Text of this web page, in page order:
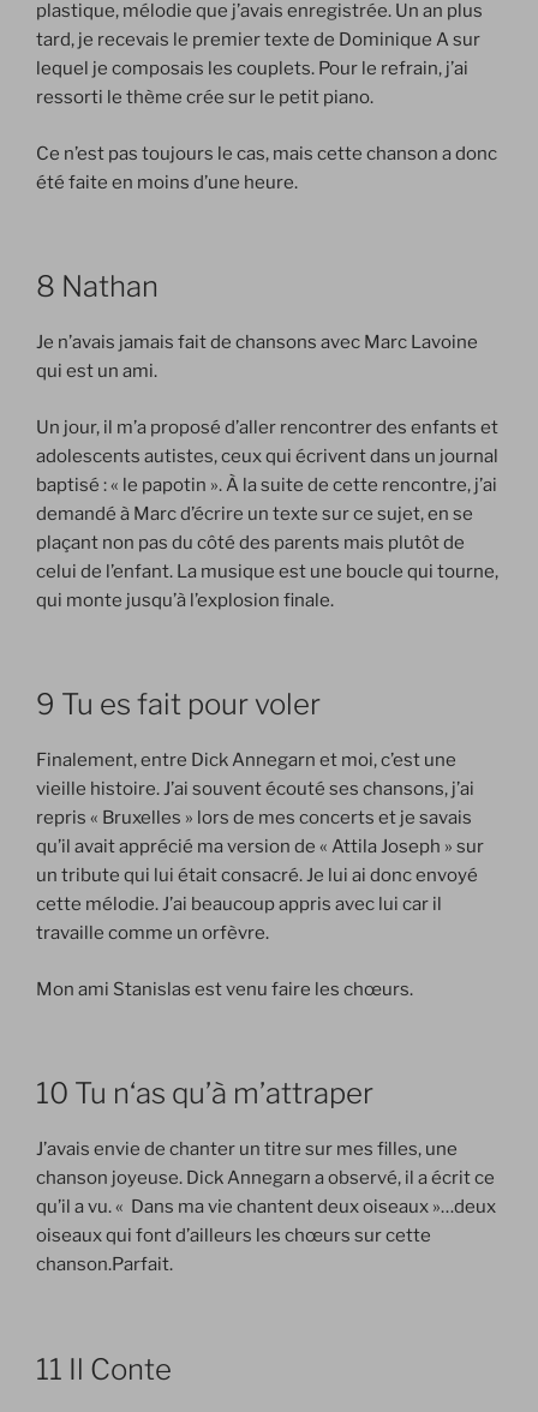
plastique, mélodie que j’avais enregistrée. Un an plus
tard, je recevais le premier texte de Dominique A sur
lequel je composais les couplets. Pour le refrain, j’ai
ressorti le thème crée sur le petit piano.
Ce n’est pas toujours le cas, mais cette chanson a donc
été faite en moins d’une heure.
8 Nathan
Je n’avais jamais fait de chansons avec Marc Lavoine
qui est un ami.
Un jour, il m’a proposé d’aller rencontrer des enfants et
adolescents autistes, ceux qui écrivent dans un journal
baptisé : « le papotin ». À la suite de cette rencontre, j’ai
demandé à Marc d’écrire un texte sur ce sujet, en se
plaçant non pas du côté des parents mais plutôt de
celui de l’enfant. La musique est une boucle qui tourne,
qui monte jusqu’à l’explosion finale.
9 Tu es fait pour voler
Finalement, entre Dick Annegarn et moi, c’est une
vieille histoire. J’ai souvent écouté ses chansons, j’ai
repris « Bruxelles » lors de mes concerts et je savais
qu’il avait apprécié ma version de « Attila Joseph » sur
un tribute qui lui était consacré. Je lui ai donc envoyé
cette mélodie. J’ai beaucoup appris avec lui car il
travaille comme un orfèvre.
Mon ami Stanislas est venu faire les chœurs.
10 Tu n‘as qu’à m’attraper
J’avais envie de chanter un titre sur mes filles, une
chanson joyeuse. Dick Annegarn a observé, il a écrit ce
qu’il a vu. « Dans ma vie chantent deux oiseaux »…deux
oiseaux qui font d’ailleurs les chœurs sur cette
chanson.Parfait.
11 Il Conte